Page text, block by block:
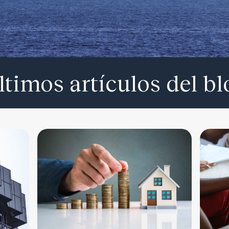
artículos del